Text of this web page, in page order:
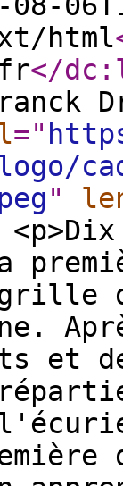
html
fr</
="
logo/
"
et